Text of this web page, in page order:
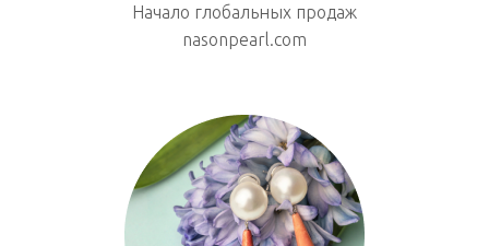
Начало глобальных продаж
nasonpearl.com